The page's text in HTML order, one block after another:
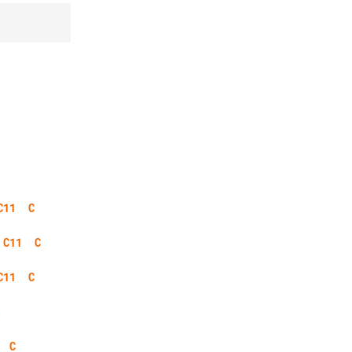
C
C11
C
C
C